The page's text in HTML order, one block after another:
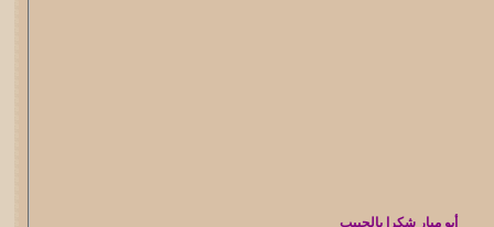
أبو ميار شكرا يالحبيب